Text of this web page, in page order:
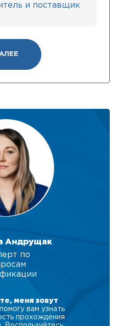
и поставщик
Андрущак
по
меня зовут
помогу вам узнать
прохождения